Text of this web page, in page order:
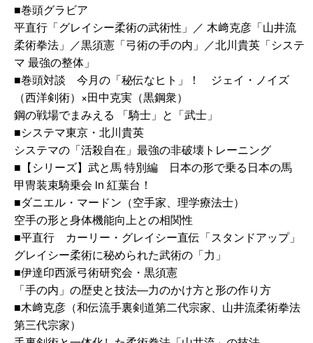
■巻頭グラビア
平直行「グレイシー柔術の武術性」／ 木﨑克彦「山井流
柔術拳法」／黒須憲「弓術の手の内」／北川貴英「システ
マ 最強の整体」
■巻頭対談 今月の「秘伝なヒト」！ ジェイ・ノイズ
（西洋剣術）×田中克実（黒鋼衆）
鋼の戦場でまみえる 「騎士」と「武士」
■システマ東京・北川貴英
システマの「活殺自在」最強の非破壊トレーニング
■【シリーズ】武と馬 特別編 日本の形で乗る日本の馬
甲冑装束騎乗会 in 紅葉台！
■ダニエル・マードン（空手家、理学療法士）
空手の形と身体機能向上との相関性
■平直行 カーリー・グレイシー直伝「スタンドアップ」
グレイシー柔術に秘められた武術の「力」
■伊達印西派弓術研究会・黒須憲
「手の内」の歴史と技法―力のかけ方と形の作り方
■木﨑克彦（和伝流手裏剣道第二代宗家、山井流柔術拳法
第三代宗家）